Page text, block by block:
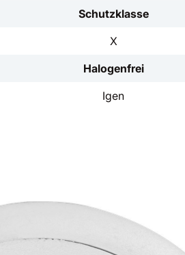
Schutzklasse
X
Halogenfrei
Igen